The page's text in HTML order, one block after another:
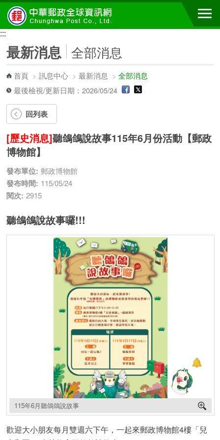
跳到主要內容區塊
:::
最新消息 全部消息
首頁 >訊息中心 >最新消息 >全部消息
最後檢視/更新日期：2026/05/24
回列表
[歷史消息]聽鴿鴿說故事115年6月份活動【郵政
博物館】
發布單位: 郵政博物館
發布時間: 115/05/24
閱次: 2915
聽鴿鴿說故事囉!!!
115年6月聽鴿鴿說故事
歡迎大小朋友每月雙週六下午，一起來郵政博物館4樓「兒